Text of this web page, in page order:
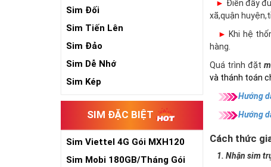
Sim Đối
Sim Tiến Lên
Sim Đảo
Sim Dễ Nhớ
Sim Kép
SIM ĐẶC BIỆT
Sim Viettel 4G Gói MXH120
Siêu Rẻ
Sim Mobi 180GB/Tháng Gói
► Điền đầy
xã,quận
► Khi hệ
hàng.
Quá trình đặt
và thánh toán
Hướng
Hướng
Cách thức
1. Nhận sim